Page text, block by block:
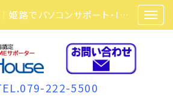
株式会社ベンハウス｜姫路でパソコンサポート・ITサポート・ITセキュリティ・複合機・ビジネスフォンなら弊社にお任せ
222-5500